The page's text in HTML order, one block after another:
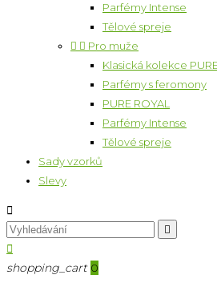
Parfémy Intense
Tělové spreje
  Pro muže
Klasická kolekce
Parfémy s feromony
PURE ROYAL
Parfémy Intense
Tělové spreje
Sady vzorků
Slevy



shopping_cart 0